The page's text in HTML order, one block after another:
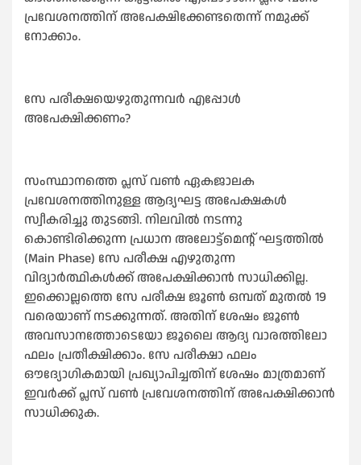
പ്രവേശനത്തിന് അപേക്ഷിക്കേണ്ടതെന്ന് നമുക്ക്
നോക്കാം.
സേ പരീക്ഷയെഴുതുന്നവർ എപ്പോള്‍
അപേക്ഷിക്കണം?
സംസ്ഥാനത്തെ പ്ലസ് വണ്‍ ഏകജാലക
പ്രവേശനത്തിനുള്ള ആദ്യഘട്ട അപേക്ഷകള്‍
സ്വീകരിച്ചു തുടങ്ങി. നിലവില്‍ നടന്നു
കൊണ്ടിരിക്കുന്ന പ്രധാന അലോട്ട്മെന്റ് ഘട്ടത്തില്‍
(Main Phase) സേ പരീക്ഷ എഴുതുന്ന
വിദ്യാർത്ഥികള്‍ക്ക് അപേക്ഷിക്കാൻ സാധിക്കില്ല.
ഇക്കൊല്ലത്തെ സേ പരീക്ഷ ജൂണ്‍ ഒമ്പത് മുതല്‍ 19
വരെയാണ് നടക്കുന്നത്. അതിന് ശേഷം ജൂണ്‍
അവസാനത്തോടെയോ ജൂലൈ ആദ്യ വാരത്തിലോ
ഫലം പ്രതീക്ഷിക്കാം. സേ പരീക്ഷാ ഫലം
ഔദ്യോഗികമായി പ്രഖ്യാപിച്ചതിന് ശേഷം മാത്രമാണ്
ഇവർക്ക് പ്ലസ് വണ്‍ പ്രവേശനത്തിന് അപേക്ഷിക്കാൻ
സാധിക്കുക.